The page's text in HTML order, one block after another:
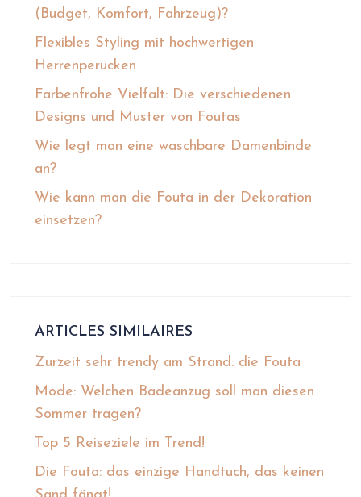
(Budget, Komfort, Fahrzeug)?
Flexibles Styling mit hochwertigen
Herrenperücken
Farbenfrohe Vielfalt: Die verschiedenen
Designs und Muster von Foutas
Wie legt man eine waschbare Damenbinde
an?
Wie kann man die Fouta in der Dekoration
einsetzen?
ARTICLES SIMILAIRES
Zurzeit sehr trendy am Strand: die Fouta
Mode: Welchen Badeanzug soll man diesen
Sommer tragen?
Top 5 Reiseziele im Trend!
Die Fouta: das einzige Handtuch, das keinen